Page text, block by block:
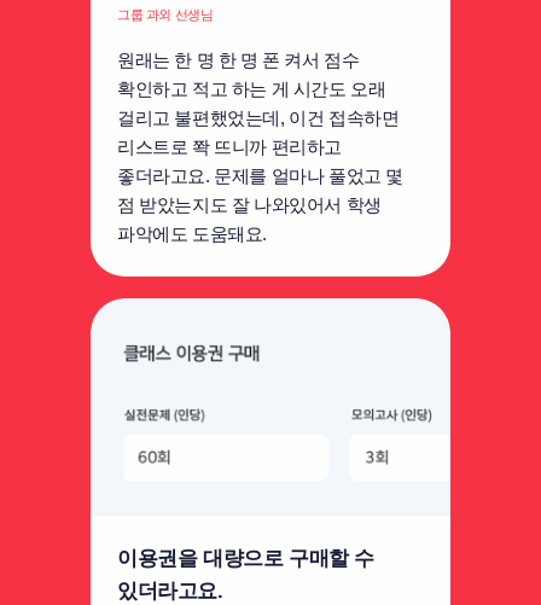
그룹 과외 선생님
원래는 한 명 한 명 폰 켜서 점수
확인하고 적고 하는 게 시간도 오래
걸리고 불편했었는데, 이건 접속하면
리스트로 쫙 뜨니까 편리하고
좋더라고요. 문제를 얼마나 풀었고 몇
점 받았는지도 잘 나와있어서 학생
파악에도 도움돼요.
이용권을 대량으로 구매할 수
있더라고요.